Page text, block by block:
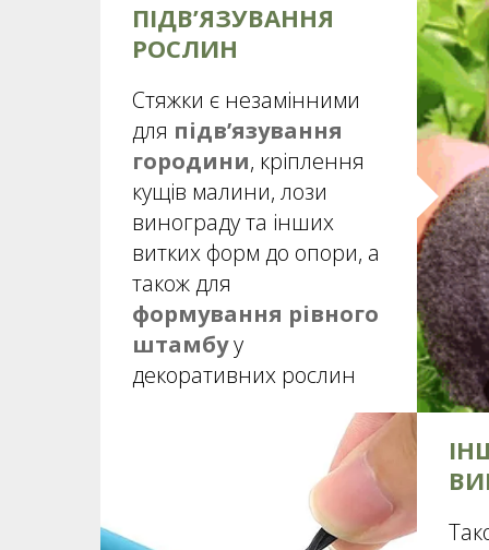
ПІДВ’ЯЗУВАННЯ
РОСЛИН
Стяжки є незамінними
для підв’язування
городини, кріплення
кущів малини, лози
винограду та інших
витких форм до опори, а
також для
формування рівного
штамбуу
декоративних рослин